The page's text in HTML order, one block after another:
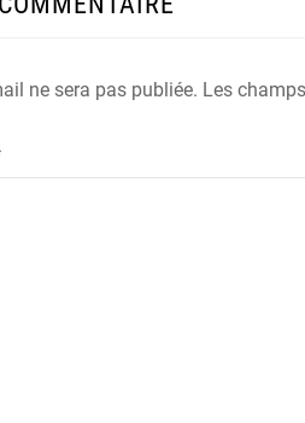
ne sera pas publiée. Les